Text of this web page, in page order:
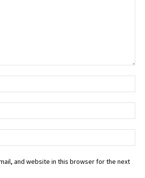
and website in this browser for the next